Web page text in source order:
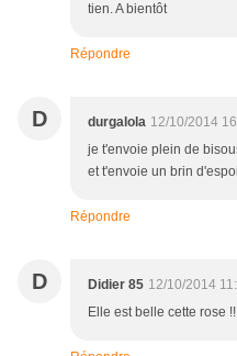
tien. A bientôt
Répondre
D durgalola 12/10/2014
je t'envoie plein de
et t'envoie un brin
Répondre
D Didier 85 12/10/2014
Elle est belle cette rose